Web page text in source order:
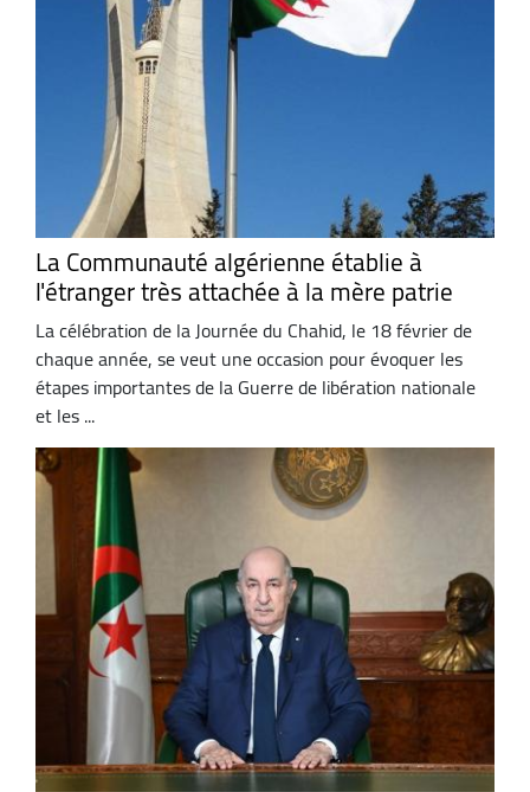
La Communauté algérienne établie à
l'étranger très attachée à la mère patrie
La célébration de la Journée du Chahid, le 18 février de
chaque année, se veut une occasion pour évoquer les
étapes importantes de la Guerre de libération nationale
et les ...